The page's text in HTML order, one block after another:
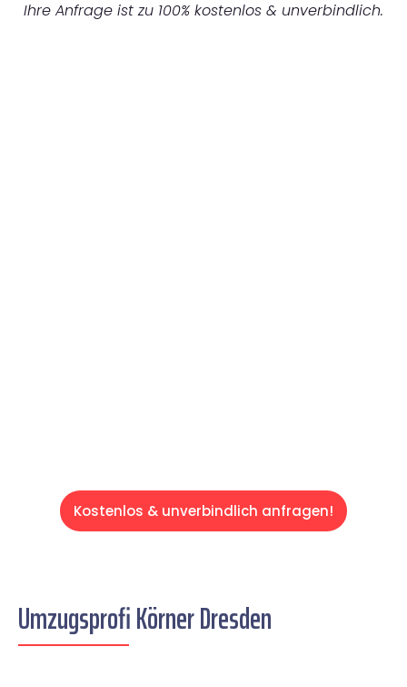
Ihre Anfrage ist zu 100% kostenlos & unverbindlich.
Kostenlos & unverbindlich anfragen!
Umzugsprofi Körner Dresden